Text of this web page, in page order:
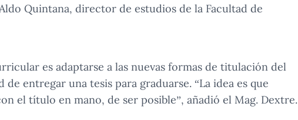
Quintana, director de estudios de la Facultad de
es adaptarse a las nuevas formas de titulación del
entregar una tesis para graduarse. “La idea es que
el título en mano, de ser posible”, añadió el Mag. Dextre.